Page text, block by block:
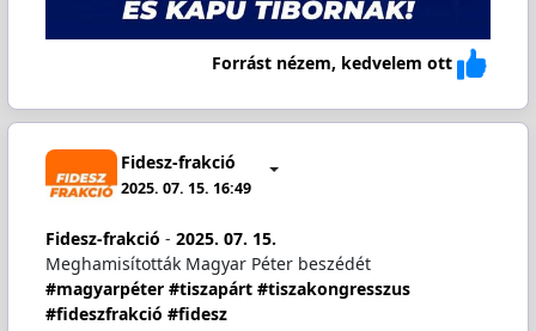
Forrást nézem, kedvelem ott
Fidesz-frakció
2025. 07. 15. 16:49
Fidesz-frakció - 2025. 07. 15.
Meghamisították Magyar Péter beszédét
#magyarpéter #tiszapárt #tiszakongresszus
#fideszfrakció #fidesz